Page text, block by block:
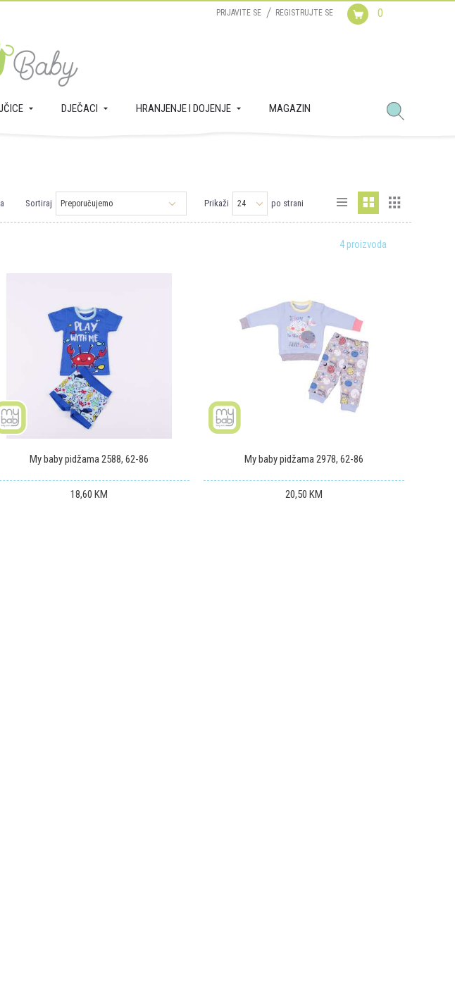
0
PRIJAVITE SE REGISTRUJTE SE
DJEČACI HRANJENJE I DOJENJE MAGAZIN
Sortiraj Prikaži po strani
4 proizvoda
My baby pidžama 2588, 62-86
18,60 KM
My baby pidžama 2978, 62-86
20,50 KM